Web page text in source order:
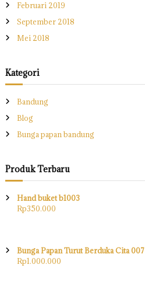
Februari 2019
September 2018
Mei 2018
Kategori
Bandung
Blog
Bunga papan bandung
Produk Terbaru
Hand buket b1003
Rp350.000
Bunga Papan Turut Berduka Cita 007
Rp1.000.000